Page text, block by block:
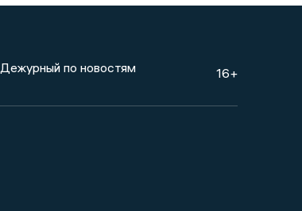
Дежурный по новостям 16+